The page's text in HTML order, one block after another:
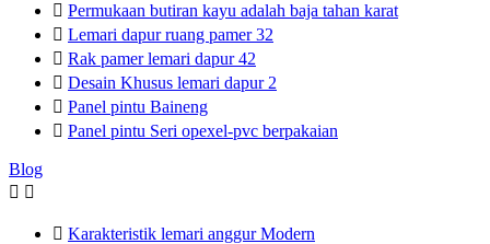
 Permukaan butiran kayu adalah baja tahan karat
 Lemari dapur ruang pamer 32
 Rak pamer lemari dapur 42
 Desain Khusus lemari dapur 2
 Panel pintu Baineng
 Panel pintu Seri opexel-pvc berpakaian
Blog
 
 Karakteristik lemari anggur Modern